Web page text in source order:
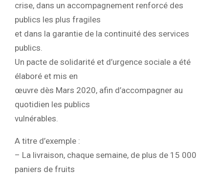
crise, dans un accompagnement renforcé des
publics les plus fragiles
et dans la garantie de la continuité des services
publics.
Un pacte de solidarité et d’urgence sociale a été
élaboré et mis en
œuvre dès Mars 2020, afin d’accompagner au
quotidien les publics
vulnérables.
A titre d’exemple :
– La livraison, chaque semaine, de plus de 15 000
paniers de fruits